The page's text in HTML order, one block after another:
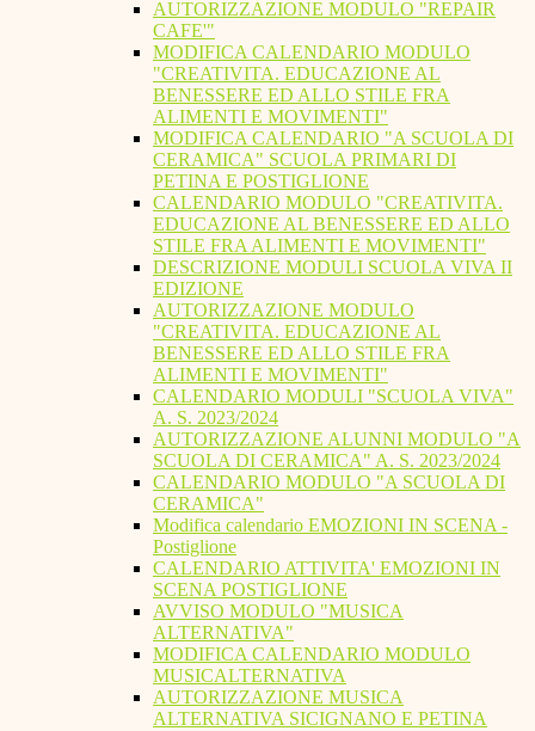
AUTORIZZAZIONE MODULO "REPAIR
CAFE'"
MODIFICA CALENDARIO MODULO
"CREATIVITA. EDUCAZIONE AL
BENESSERE ED ALLO STILE FRA
ALIMENTI E MOVIMENTI"
MODIFICA CALENDARIO "A SCUOLA DI
CERAMICA" SCUOLA PRIMARI DI
PETINA E POSTIGLIONE
CALENDARIO MODULO "CREATIVITA.
EDUCAZIONE AL BENESSERE ED ALLO
STILE FRA ALIMENTI E MOVIMENTI"
DESCRIZIONE MODULI SCUOLA VIVA II
EDIZIONE
AUTORIZZAZIONE MODULO
"CREATIVITA. EDUCAZIONE AL
BENESSERE ED ALLO STILE FRA
ALIMENTI E MOVIMENTI"
CALENDARIO MODULI "SCUOLA VIVA"
A. S. 2023/2024
AUTORIZZAZIONE ALUNNI MODULO "A
SCUOLA DI CERAMICA" A. S. 2023/2024
CALENDARIO MODULO "A SCUOLA DI
CERAMICA"
Modifica calendario EMOZIONI IN SCENA -
Postiglione
CALENDARIO ATTIVITA' EMOZIONI IN
SCENA POSTIGLIONE
AVVISO MODULO "MUSICA
ALTERNATIVA"
MODIFICA CALENDARIO MODULO
MUSICALTERNATIVA
AUTORIZZAZIONE MUSICA
ALTERNATIVA SICIGNANO E PETINA